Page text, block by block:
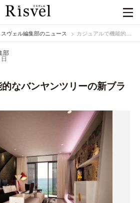
スヴェル編集部のニュース カジュアルで機能的なバンヤンツリーの新ブランド「ダーワ」
部
なバンヤンツリーの新ブラ